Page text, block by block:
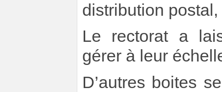
distribution
Le rectorat a
gérer à leur
D’autres boites